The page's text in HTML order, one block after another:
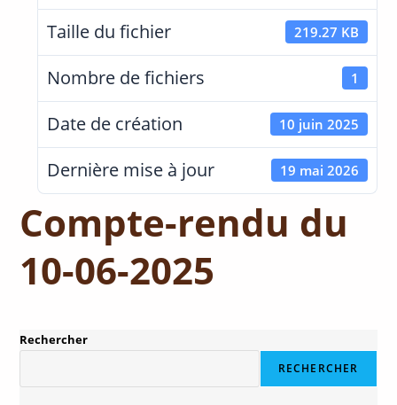
Taille du fichier 219.27 KB
Nombre de fichiers 1
Date de création 10 juin 2025
Dernière mise à jour 19 mai 2026
Compte-rendu du
10-06-2025
Rechercher
RECHERCHER